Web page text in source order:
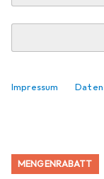
Impressum
MENGENRABATT